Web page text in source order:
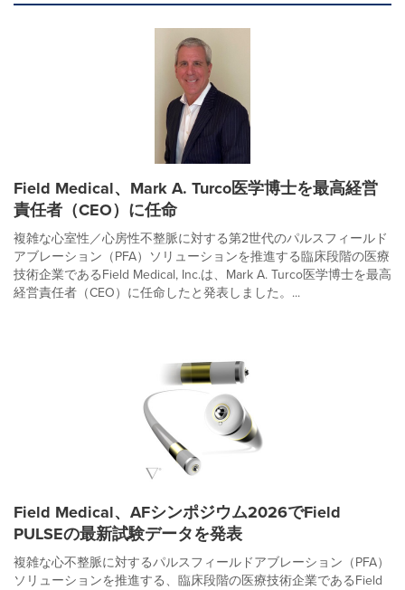
Field Medical、Mark A. Turco医学博士を最高経営
責任者（CEO）に任命
複雑な心室性／心房性不整脈に対する第2世代のパルスフィールド
アブレーション（PFA）ソリューションを推進する臨床段階の医療
技術企業であるField Medical, Inc.は、Mark A. Turco医学博士を最高
経営責任者（CEO）に任命したと発表しました。...
Field Medical、AFシンポジウム2026でField
PULSEの最新試験データを発表
複雑な心不整脈に対するパルスフィールドアブレーション（PFA）
ソリューションを推進する、臨床段階の医療技術企業であるField